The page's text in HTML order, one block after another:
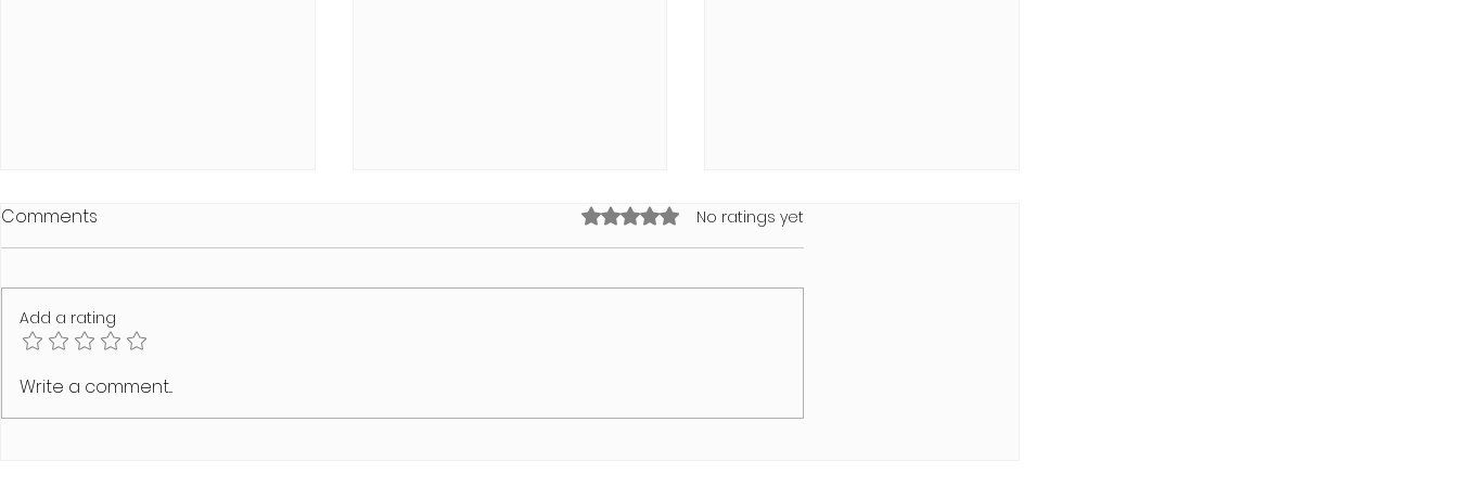
SCHAMLOS Summer Heat
Edition
Line
von MODUS VIVENDI
Comments Rated 0 out of 5 stars.No ratings yet
Add a rating
Write a comment...